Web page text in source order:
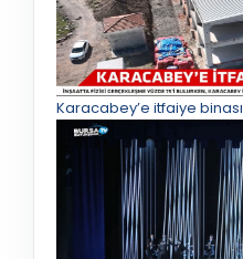
Karacabey’e itfaiye binası